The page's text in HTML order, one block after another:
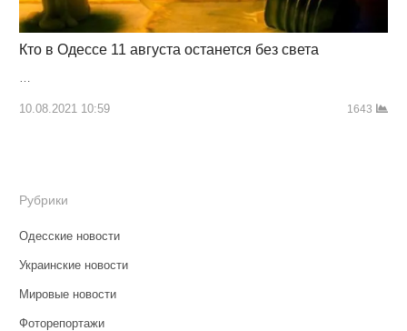
Кто в Одессе 11 августа останется без света
10.08.2021 10:59 1643
Рубрики
Одесские новости
Украинские новости
Мировые новости
Фоторепортажи